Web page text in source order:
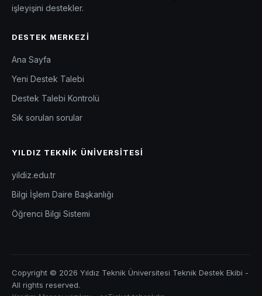
işleyişini destekler.
DESTEK MERKEZI
Ana Sayfa
Yeni Destek Talebi
Destek Talebi Kontrolü
Sık sorulan sorular
YILDIZ TEKNIK ÜNIVERSITESI
yildiz.edu.tr
Bilgi İşlem Daire Başkanlığı
Öğrenci Bilgi Sistemi
Copyright © 2026 Yıldız Teknik Üniversitesi Teknik Destek Ekibi -
All rights reserved.